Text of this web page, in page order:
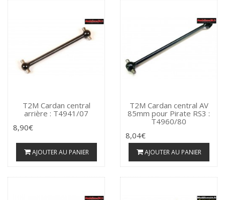
T2M Cardan central
arrière : T4941/07
8,90€
AJOUTER AU PANIER
T2M Cardan central AV
85mm pour Pirate RS3 :
T4960/80
8,04€
AJOUTER AU PANIER